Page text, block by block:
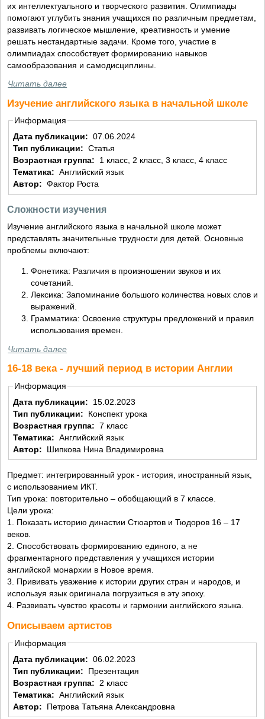
их интеллектуального и творческого развития. Олимпиады
помогают углубить знания учащихся по различным предметам,
развивать логическое мышление, креативность и умение
решать нестандартные задачи. Кроме того, участие в
олимпиадах способствует формированию навыков
самообразования и самодисциплины.
Читать далее
Изучение английского языка в начальной школе
Информация
Дата публикации: 07.06.2024
Тип публикации: Статья
Возрастная группа:
1 класс, 2 класс, 3 класс, 4 класс
Тематика: Английский язык
Автор: Фактор Роста
Сложности изучения
Изучение английского языка в начальной школе может
представлять значительные трудности для детей. Основные
проблемы включают:
Фонетика: Различия в произношении звуков и их
сочетаний.
Лексика: Запоминание большого количества новых слов и
выражений.
Грамматика: Освоение структуры предложений и правил
использования времен.
Читать далее
16-18 века - лучший период в истории Англии
Информация
Дата публикации:
15.02.2023
Тип публикации:
Конспект урока
Возрастная группа: 7 класс
Тематика: Английский язык
Автор:
Шипкова Нина Владимировна
Предмет: интегрированный урок - история, иностранный язык,
с использованием ИКТ.
Тип урока: повторительно – обобщающий в 7 классе.
Цели урока:
1. Показать историю династии Стюартов и Тюдоров 16 – 17
веков.
2. Способствовать формированию единого, а не
фрагментарного представления у учащихся истории
английской монархии в Новое время.
3. Прививать уважение к истории других стран и народов, и
используя язык оригинала погрузиться в эту эпоху.
4. Развивать чувство красоты и гармонии английского языка.
Описываем артистов
Информация
Дата публикации: 06.02.2023
Тип публикации:
Презентация
Возрастная группа:
2 класс
Тематика: Английский язык
Автор:
Петрова Татьяна Александровна